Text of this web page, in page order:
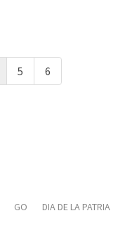
5 6
GO DIA DE LA PATRIA